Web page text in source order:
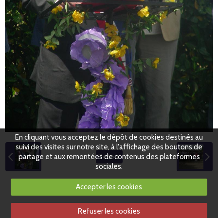
Retour
En cliquant vous acceptez le dépôt de cookies destinés au
suivi des visites sur notre site, à l'affichage des boutons de
partage et aux remontées de contenus des plateformes
sociales.
Accepter les cookies
Refuser les cookies